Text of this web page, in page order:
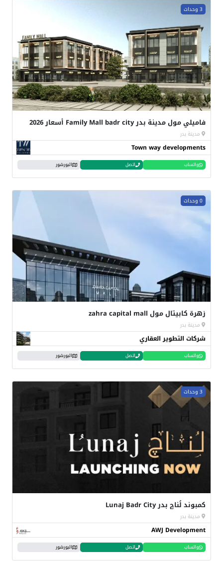
3 وحدات
فاميلي مول مدينة بدر Family Mall badr city أسعار 2026
مدينة بدر
Town way developments
واتساب اتصل البورشور
0 وحدات
زهرة كابيتال مول zahra capital mall
مدينة بدر
شركات التطوير العقاري
واتساب اتصل البورشور
3 وحدات
كمبوند لُناچ بدر Lunaj Badr City
مدينة بدر
AWJ Development
واتساب اتصل البورشور